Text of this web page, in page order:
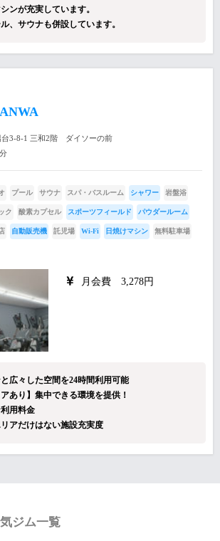
ンが充実しています。
、サウナも併設しています。
台3-8-1 三和2階 ダイソーの前
プール サウナ スパ・バスルーム シャワー 岩盤浴
ク 酸素カプセル スポーツフィールド パウダールーム
自動販売機 託児場 Wi-Fi 日焼けマシン 無料駐車場
月会費 3,278円
広々した空間を24時間利用可能
アあり】集中できる環境を提供！
用料金
アだけはない施設充実度
ジム一覧